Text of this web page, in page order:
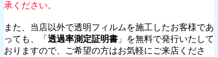
承ください。
また、当店以外で透明フィルムを施工したお客様であ
っても、「 透過率測定証明書 」を無料で発行いたして
おりますので、ご希望の方はお気軽にご来店くださ